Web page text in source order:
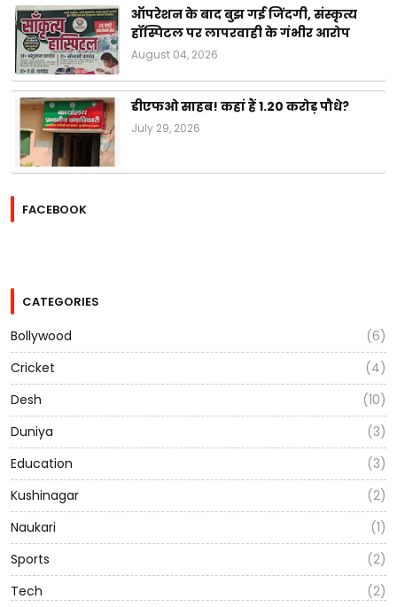
ऑपरेशन के बाद बुझ गई जिंदगी, संस्कृत्य
हॉस्पिटल पर लापरवाही के गंभीर आरोप
August 04, 2026
डीएफओ साहब! कहां हैं 1.20 करोड़ पौधे?
July 29, 2026
FACEBOOK
CATEGORIES
Bollywood
(6)
Cricket
(4)
Desh
(10)
Duniya
(3)
Education
(3)
Kushinagar
(2)
Naukari
(1)
Sports
(2)
Tech
(2)